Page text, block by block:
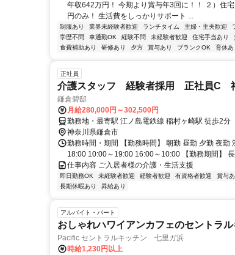
年収642万円！ 今期より賞与年3回に！！ ２）住
円のみ！ 生活費をしっかりサポート ...
制服あり 業界未経験者歓迎 ランチタイム 主婦・主夫歓迎
学歴不問
車通勤OK 経験不問 未経験者歓迎 住宅手当あり
食費補助あり
研修あり 夕方 賞与あり ブランクOK 育休あ
正社員
介護スタッフ 経験者採用 正社員C
鎌倉碧邸
月給280,000円～302,500円
勤務地・最寄駅 江ノ島電鉄線 稲村ヶ崎駅 徒歩2分
神奈川県鎌倉市
勤務時間・期間 【勤務時間】 朝勤 昼勤 夕勤 夜勤
18:00 10:00～19:00 16:00～10:00 【勤務期間】
仕事内容 ご入居者様の介護・生活支援
即日勤務OK 未経験者歓迎 経験者歓迎 有資格者歓迎 賞与あ
長期休暇あり
昇給あり
アルバイト・パート
おしゃれハワイアンカフェのセントラ
Pacific セントラルキッチン 七里ガ浜
時給1,230円以上